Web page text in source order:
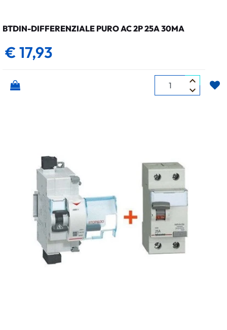
BTDIN-DIFFERENZIALE PURO AC 2P 25A 30MA
€ 17,93
Quantità